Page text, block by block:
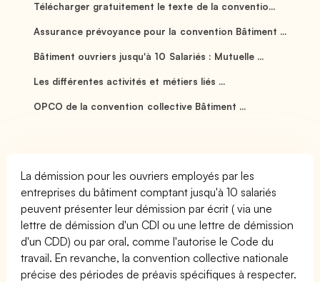
Télécharger gratuitement le texte de la conventio...
Assurance prévoyance pour la convention Bâtiment ...
Bâtiment ouvriers jusqu'à 10 Salariés : Mutuelle ...
Les différentes activités et métiers liés ...
OPCO de la convention collective Bâtiment ...
La démission pour les ouvriers employés par les
entreprises du bâtiment comptant jusqu'à 10 salariés
peuvent présenter leur démission par écrit ( via une
lettre de démission d'un CDI ou une lettre de démission
d'un CDD) ou par oral, comme l'autorise le Code du
travail. En revanche, la convention collective nationale
précise des périodes de préavis spécifiques à respecter.